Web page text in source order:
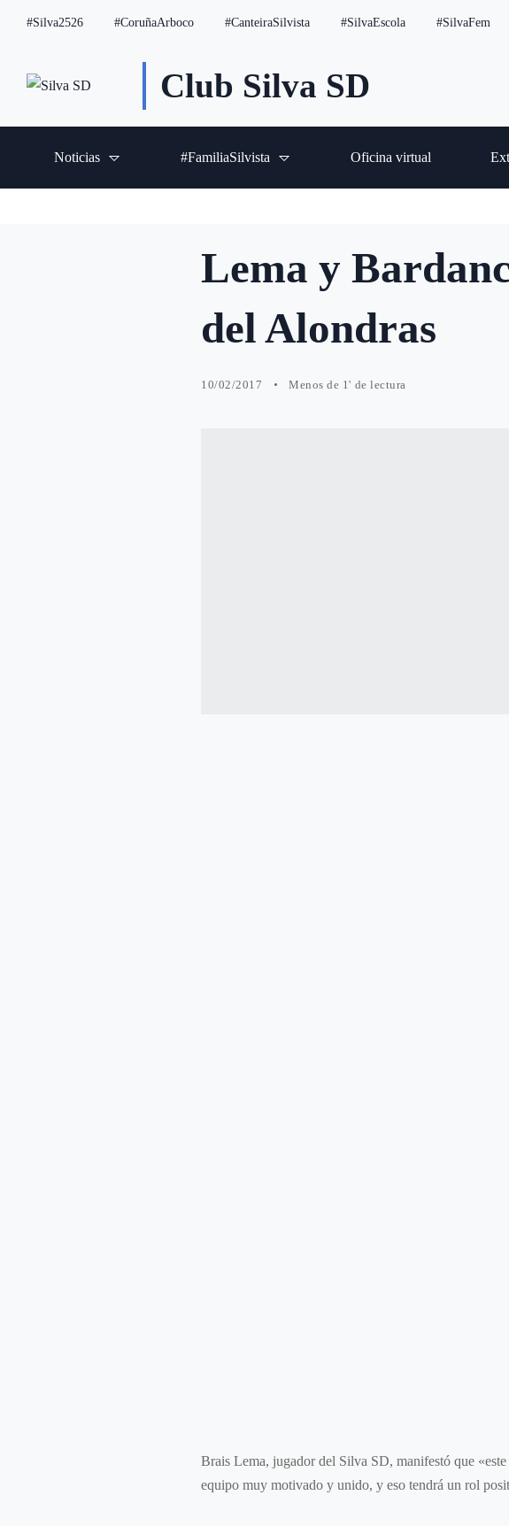
#Silva2526 #CoruñaArboco #CanteiraSilvista #SilvaEscola #SilvaFem
Club Silva SD
Noticias #FamiliaSilvista Oficina virtual
Lema y
del Alondras
10/02/2017 Menos de 1' de lectura
Brais Lema, jugador del Silva SD, manifestó que
equipo muy motivado y unido, y eso tendrá un rol